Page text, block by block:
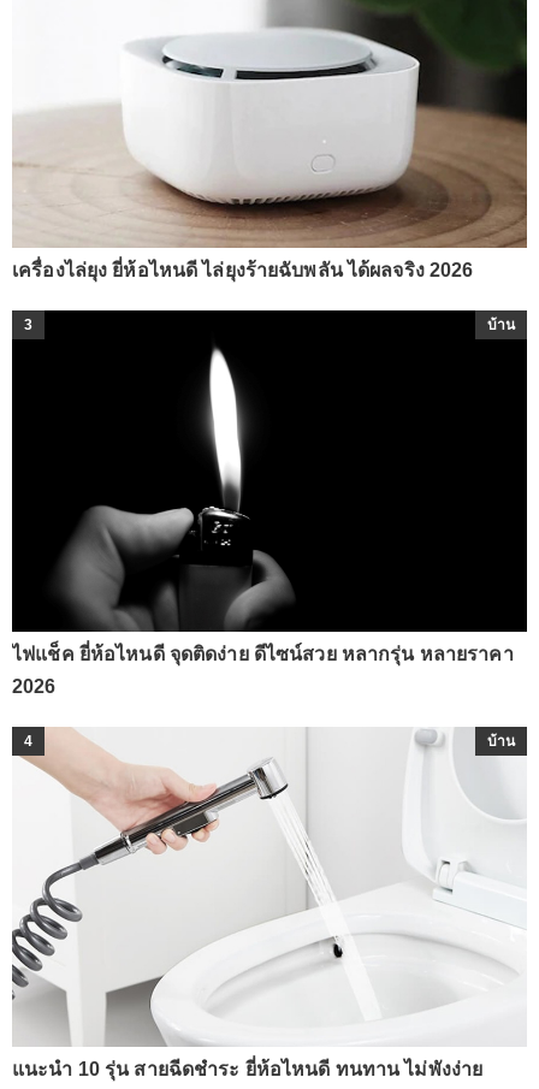
เครื่องไล่ยุง ยี่ห้อไหนดี ไล่ยุงร้ายฉับพลัน ได้ผลจริง 2026
3 บ้าน
ไฟแช็ค ยี่ห้อไหนดี จุดติดง่าย ดีไซน์สวย หลากรุ่น หลายราคา
2026
4 บ้าน
แนะนำ 10 รุ่น สายฉีดชำระ ยี่ห้อไหนดี ทนทาน ไม่พังง่าย